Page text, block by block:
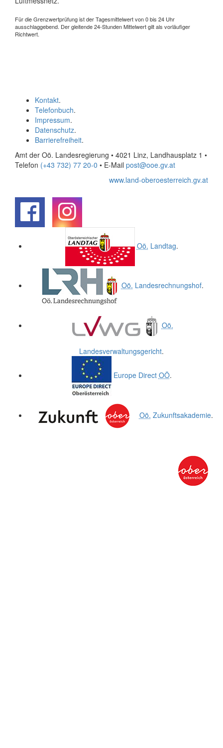
Für die Grenzwertprüfung ist der Tagesmittelwert von 0 bis 24 Uhr
ausschlaggebend. Der gleitende 24-Stunden Mittelwert gilt als vorläufiger
Richtwert.
Kontakt.
Telefonbuch.
Impressum.
Datenschutz.
Barrierefreiheit.
Amt der Oö. Landesregierung • 4021 Linz, Landhausplatz 1 •
Telefon (+43 732) 77 20-0 • E-Mail post@ooe.gv.at
www.land-oberoesterreich.gv.at
Oö. Landtag.
Oö. Landesrechnungshof.
Oö.
Landesverwaltungsgericht.
Europe Direct OÖ.
Oö. Zukunftsakademie.